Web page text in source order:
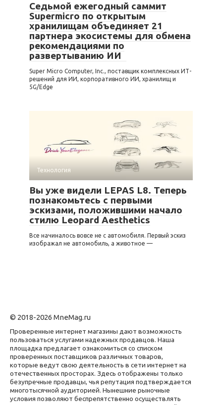
Седьмой ежегодный саммит
Supermicro по открытым
хранилищам объединяет 21
партнера экосистемы для обмена
рекомендациями по
развертыванию ИИ
Super Micro Computer, Inc., поставщик комплексных ИТ-
решений для ИИ, корпоративного ИИ, хранилищ и
5G/Edge
Технология
Вы уже видели LEPAS L8. Теперь
познакомьтесь с первыми
эскизами, положившими начало
стилю Leopard Aesthetics
Все начиналось вовсе не с автомобиля. Первый эскиз
изображал не автомобиль, а животное —
© 2018-2026 MneMag.ru
Проверенные интернет магазины дают возможность
пользоваться услугами надежных продавцов. Наша
площадка предлагает ознакомиться со списком
проверенных поставщиков различных товаров,
которые ведут свою деятельность в сети интернет на
отечественных просторах. Здесь отображены только
безупречные продавцы, чья репутация подтверждается
многотысячной аудиторией. Нынешние рыночные
условия позволяют беспрепятственно осуществлять